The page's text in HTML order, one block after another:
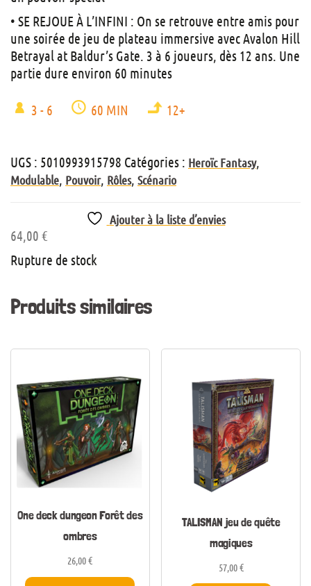
• SE REJOUE À L’INFINI : On se retrouve entre amis pour
une soirée de jeu de plateau immersive avec Avalon Hill
Betrayal at Baldur’s Gate. 3 à 6 joueurs, dès 12 ans. Une
partie dure environ 60 minutes
3 - 6 60 MIN 12+
UGS : 5010993915798 Catégories : Heroïc Fantasy,
Modulable Pouvoir, Rôles, Scénario
Ajouter à la liste d’envies
64,00 €
Rupture de stock
Produits similaires
One deck dungeon Forêt des
ombres
26,00€
TALISMAN jeu de quête
magiques
57,00€